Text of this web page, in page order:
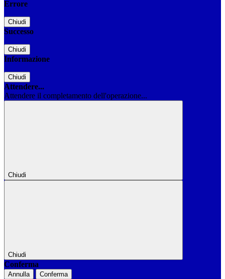
Errore
Chiudi
Successo
Chiudi
Informazione
Chiudi
Attendere...
Attendere il completamento dell'operazione...
Chiudi
Chiudi
Conferma
Annulla Conferma